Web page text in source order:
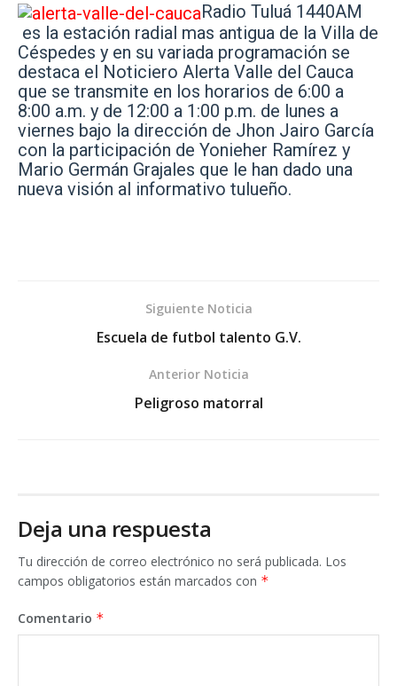
Radio Tuluá 1440AM
es la estación radial mas antigua de la Villa de
Céspedes y en su variada programación se
destaca el Noticiero Alerta Valle del Cauca
que se transmite en los horarios de 6:00 a
8:00 a.m. y de 12:00 a 1:00 p.m. de lunes a
viernes bajo la dirección de Jhon Jairo García
con la participación de Yonieher Ramírez y
Mario Germán Grajales que le han dado una
nueva visión al informativo tulueño.
Siguiente Noticia
Escuela de futbol talento G.V.
Anterior Noticia
Peligroso matorral
Deja una respuesta
Tu dirección de correo electrónico no será publicada. Los
campos obligatorios están marcados con *
Comentario *